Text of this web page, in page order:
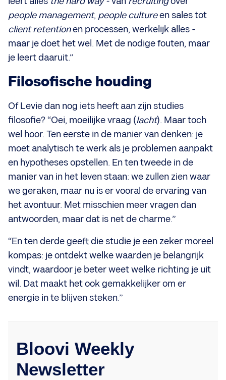
people management, people cultureen sales tot
client retentionen processen, werkelijk alles -
maar je doet het wel. Met de nodige fouten, maar
je leert daaruit.”
Filosofische houding
Of Levie dan nog iets heeft aan zijn studies
filosofie? “Oei, moeilijke vraag (lacht). Maar toch
wel hoor. Ten eerste in de manier van denken: je
moet analytisch te werk als je problemen aanpakt
en hypotheses opstellen. En ten tweede in de
manier van in het leven staan: we zullen zien waar
we geraken, maar nu is er vooral de ervaring van
het avontuur. Met misschien meer vragen dan
antwoorden, maar dat is net de charme.”
“En ten derde geeft die studie je een zeker moreel
kompas: je ontdekt welke waarden je belangrijk
vindt, waardoor je beter weet welke richting je uit
wil. Dat maakt het ook gemakkelijker om er
energie in te blijven steken.”
Bloovi Weekly
Newsletter